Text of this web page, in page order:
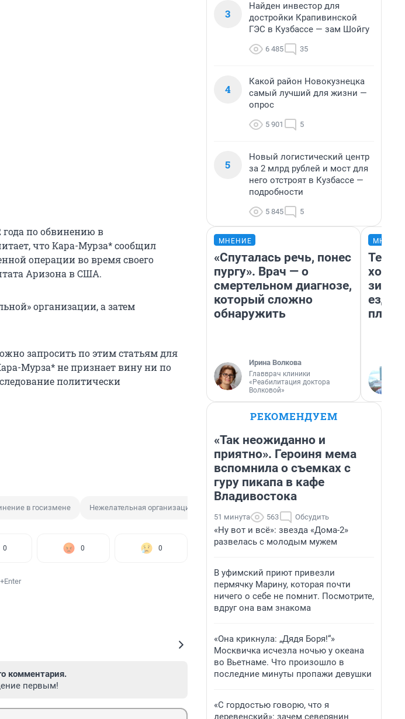
года по обвинению в
что Кара-Мурза* сообщил
операции во время своего
Аризона в США.
организации, а затем
запросить по этим статьям для
Мурза* не признает вину ни по
политически
в госизмене Нежелательная организация
0 0 0
комментария.
первым!
3
Найден инвестор для
достройки Крапивинской
ГЭС в Кузбассе — зам Шойгу
6 485 35
4
Какой район Новокузнецка
самый лучший для жизни —
опрос
5 901 5
5
Новый логистический центр
за 2 млрд рублей и мост для
него отстроят в Кузбассе —
подробности
5 845 5
МНЕНИЕ
«Спуталась речь, понес
пургу». Врач — о
смертельном диагнозе,
который сложно
обнаружить
Ирина Волкова
Главврач клиники
«Реабилитация доктора
Волковой»
ездит
РЕКОМЕНДУЕМ
«Так неожиданно и
приятно». Героиня мема
вспомнила о съемках с
гуру пикапа в кафе
Владивостока
51 минута 563 Обсудить
«Ну вот и всё»: звезда «Дома-2»
развелась с молодым мужем
В уфимский приют привезли
пермячку Марину, которая почти
ничего о себе не помнит. Посмотрите,
вдруг она вам знакома
«Она крикнула: „Дядя Боря!“»
Москвичка исчезла ночью у океана
во Вьетнаме. Что произошло в
последние минуты пропажи девушки
«С гордостью говорю, что я
деревенский»: зачем северянин